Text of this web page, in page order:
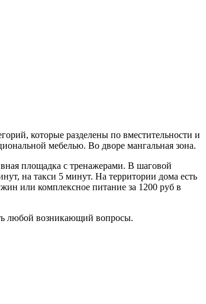
которые разделены по вместительности и
мебелью. Во дворе мангальная зона.
площадка с тренажерами. В шаговой
на такси 5 минут. На территории дома есть
или комплексное питание за 1200 руб в
любой возникающий вопросы.